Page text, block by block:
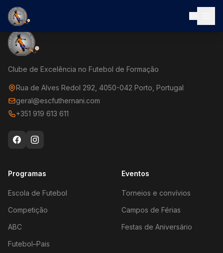
Clube de Excelência no Futebol de Formação
Rua de Alves Redol 292, 4050-042 Porto, Portugal
geral@escfuthernani.com
+351 919 613 611
Programas
Escola de Futebol
Competição
ABC
Futebol–Pais
Eventos
Torneios e convívios
Campos de Férias
Festas de Aniversário